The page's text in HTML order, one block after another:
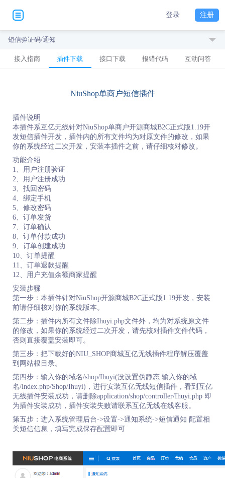
登录 注册
短信验证码/通知
接入指南 插件下载 接口下载 报错代码 互动问答
NiuShop单商户短信插件
插件说明
本插件系互亿无线针对NiuShop单商户开源商城B2C正式版1.19开
发短信插件开发，插件内的所有文件均为对原文件的修改，如果
你的系统经过二次开发，安装本插件之前，请仔细核对修改。
功能介绍
1、用户注册验证
2、用户注册成功
3、找回密码
4、绑定手机
5、修改密码
6、订单发货
7、订单确认
8、订单付款成功
9、订单创建成功
10、订单提醒
11、订单退款提醒
12、用户充值余额商家提醒
安装步骤
第一步：本插件针对NiuShop开源商城B2C正式版1.19开发，安装
前请仔细核对你的系统版本。
第二步：插件内所有文件除Ihuyi.php文件外，均为对系统原文件
的修改，如果你的系统经过二次开发，请先核对插件文件代码，
否则直接覆盖安装即可。
第三步：把下载好的NIU_SHOP商城互亿无线插件程序解压覆盖
到网站根目录。
第四步：输入你的域名/shop/Ihuyi(没设置伪静态 输入你的域
名/index.php/Shop/Ihuyi)，进行安装互亿无线短信插件，看到互亿
无线插件安装成功，请删除application/shop/controller/Ihuyi.php 即
为插件安装成功，插件安装失败请联系互亿无线在线客服。
第五步：进入系统管理后台->设置->通知系统->短信通知 配置相
关短信信息，填写完成保存配置即可